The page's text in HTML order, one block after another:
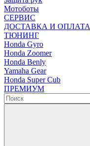
Мотоботы
СЕРВИС
ДОСТАВКА И ОПЛАТА
ТЮНИНГ
Honda Gyro
Honda Zoomer
Honda Benly
Yamaha Gear
Honda Super Cub
ПРЕМИУМ